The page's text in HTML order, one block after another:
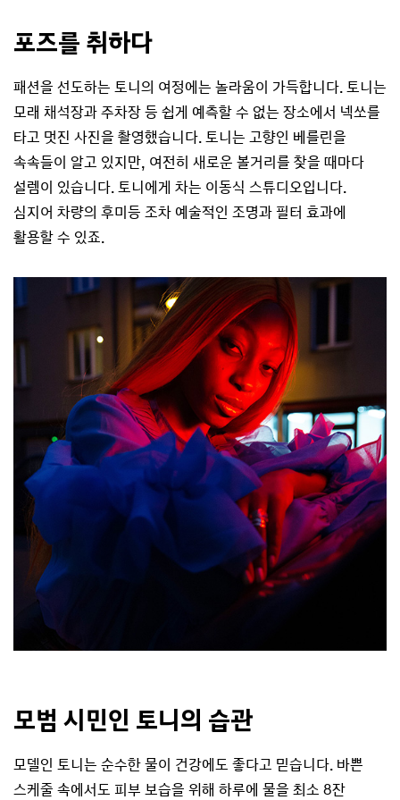
포즈를 취하다
패션을 선도하는 토니의 여정에는 놀라움이 가득합니다. 토니는
모래 채석장과 주차장 등 쉽게 예측할 수 없는 장소에서 넥쏘를
타고 멋진 사진을 촬영했습니다. 토니는 고향인 베를린을
속속들이 알고 있지만, 여전히 새로운 볼거리를 찾을 때마다
설렘이 있습니다. 토니에게 차는 이동식 스튜디오입니다.
심지어 차량의 후미등 조차 예술적인 조명과 필터 효과에
활용할 수 있죠.
모범 시민인 토니의 습관
모델인 토니는 순수한 물이 건강에도 좋다고 믿습니다. 바쁜
스케줄 속에서도 피부 보습을 위해 하루에 물을 최소 8잔